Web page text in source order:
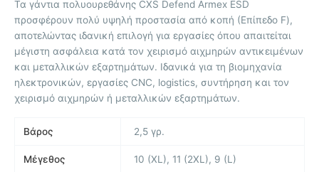
Τα γάντια πολυουρεθάνης CXS Defend Armex ESD
προσφέρουν πολύ υψηλή προστασία από κοπή (Επίπεδο F),
αποτελώντας ιδανική επιλογή για εργασίες όπου απαιτείται
μέγιστη ασφάλεια κατά τον χειρισμό αιχμηρών αντικειμένων
και μεταλλικών εξαρτημάτων. Ιδανικά για τη βιομηχανία
ηλεκτρονικών, εργασίες CNC, logistics, συντήρηση και τον
χειρισμό αιχμηρών ή μεταλλικών εξαρτημάτων.
Βάρος 2,5 γρ.
Μέγεθος 10 (XL), 11 (2XL), 9 (L)